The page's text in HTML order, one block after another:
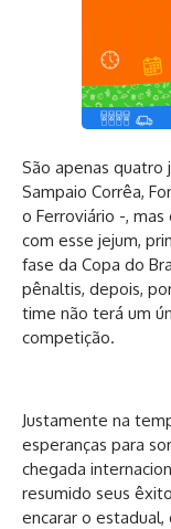
São apenas
Sampaio Corrêa,
o Ferroviário -,
com esse jejum,
fase da Copa do
pênaltis, depois,
time não terá um
competição.
Justamente na
esperanças para
chegada
resumido seus
encarar o